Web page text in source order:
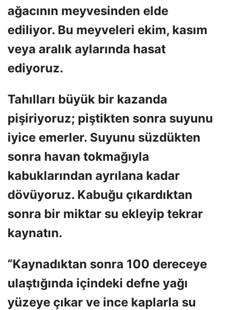
ağacının meyvesinden elde
ediliyor. Bu meyveleri ekim, kasım
veya aralık aylarında hasat
ediyoruz.
Tahılları büyük bir kazanda
pişiriyoruz; piştikten sonra suyunu
iyice emerler. Suyunu süzdükten
sonra havan tokmağıyla
kabuklarından ayrılana kadar
dövüyoruz. Kabuğu çıkardıktan
sonra bir miktar su ekleyip tekrar
kaynatın.
“Kaynadıktan sonra 100 dereceye
ulaştığında içindeki defne yağı
yüzeye çıkar ve ince kaplarla su